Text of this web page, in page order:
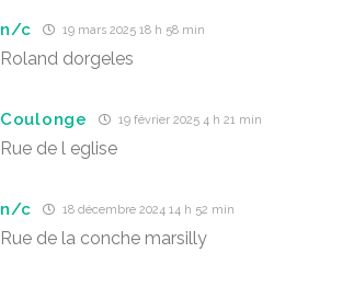
n/c 19 mars 2025 18 h 58 min
Roland dorgeles
Coulonge 19 février 2025 4 h 21 min
Rue de l eglise
n/c 18 décembre 2024 14 h 52 min
Rue de la conche marsilly